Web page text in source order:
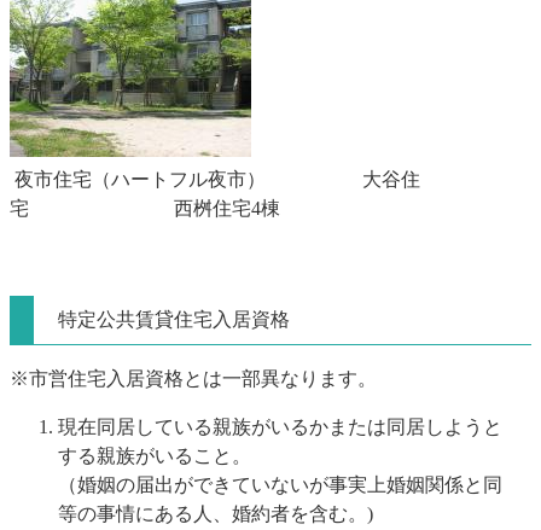
夜市住宅（ハートフル夜市） 大谷住
宅 西桝住宅4棟
特定公共賃貸住宅入居資格
※市営住宅入居資格とは一部異なります。
現在同居している親族がいるかまたは同居しようと
する親族がいること。
（婚姻の届出ができていないが事実上婚姻関係と同
等の事情にある人、婚約者を含む。)